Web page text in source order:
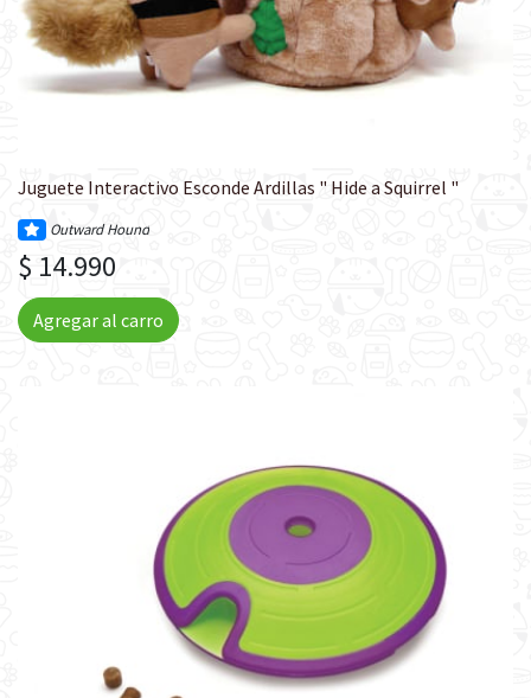
Juguete Interactivo Esconde Ardillas " Hide a Squirrel "
Outward Hound
$ 14.990
Agregar al carro